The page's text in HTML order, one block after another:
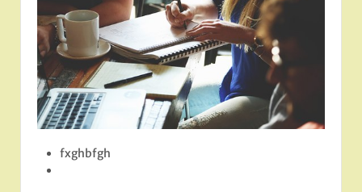
fxghbfgh